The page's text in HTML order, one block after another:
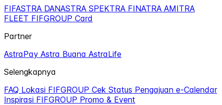
FIFASTRA DANASTRA SPEKTRA FINATRA AMITRA
FLEET FIFGROUP Card
Partner
AstraPay Astra Buana AstraLife
Selengkapnya
FAQ Lokasi FIFGROUP Cek Status Pengajuan e-Calendar
Inspirasi FIFGROUP Promo & Event